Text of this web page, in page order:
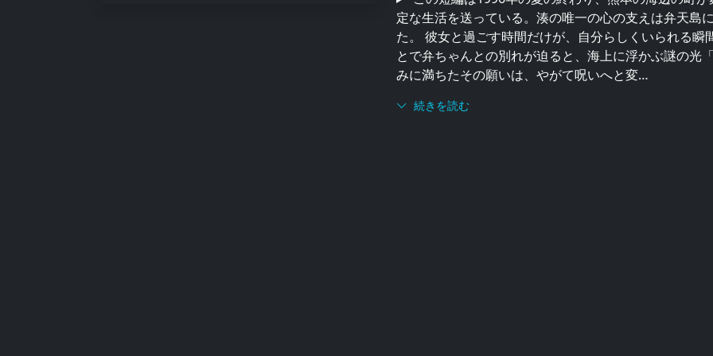
定な生活を送っている。湊の唯一の心の支えは弁天島
た。 彼女と過ごす時間だけが、自分らしくいられる
とで弁ちゃんとの別れが迫ると、海上に浮かぶ謎の光
みに満ちたその願いは、やがて呪いへと変…
続きを読む